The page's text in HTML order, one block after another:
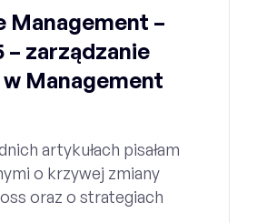
Management –
– zarządzanie
Management
artykułach pisałam
o krzywej zmiany
oraz o strategiach